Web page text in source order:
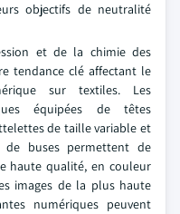
objectifs de neutralité
et de la chimie des
tendance clé affectant le
sur textiles. Les
équipées de têtes
de taille variable et
buses permettent de
haute qualité, en couleur
images de la plus haute
numériques peuvent